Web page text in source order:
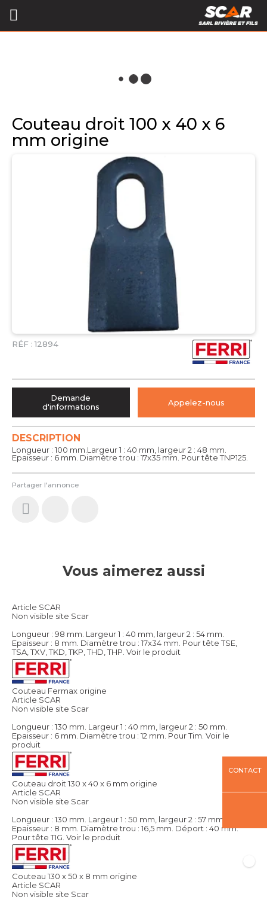
Couteau droit 100 x 40 x 6
mm origine
RÉF : 12894
Partager l'annonce
DESCRIPTION
Longueur : 100 mm.Largeur 1 : 40 mm, largeur 2 : 48 mm.
Epaisseur : 6 mm. Diamètre trou : 17x35 mm. Pour tête TNP125.
Demande
d'informations
Appelez-nous
Vous aimerez aussi
Article SCAR
Non visible site Scar
Longueur : 98 mm. Largeur 1 : 40 mm, largeur 2 : 54 mm.
Epaisseur : 8 mm. Diamètre trou : 17x34 mm. Pour tête TSE,
TSA, TXV, TKD, TKP, THD, THP. Voir le produit
Couteau Fermax origine
Article SCAR
Non visible site Scar
Longueur : 130 mm. Largeur 1 : 40 mm, largeur 2 : 50 mm.
Epaisseur : 6 mm. Diamètre trou : 12 mm. Pour Tim. Voir le
produit
Couteau droit 130 x 40 x 6 mm origine
Article SCAR
Non visible site Scar
Longueur : 130 mm. Largeur 1 : 50 mm, largeur 2 : 57 mm.
Epaisseur : 8 mm. Diamètre trou : 16,5 mm. Déport : 40 mm.
Pour tête TIG. Voir le produit
Couteau 130 x 50 x 8 mm origine
Article SCAR
Non visible site Scar
CONTACT